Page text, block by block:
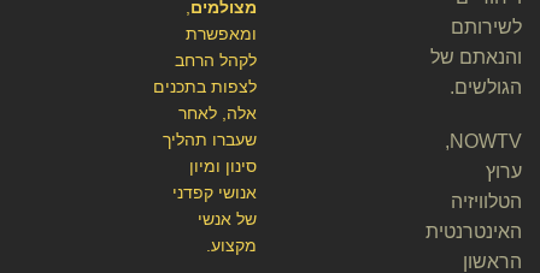
מצולמים
ומאפשרת
לקהל הרחב
לצפות בתכנים
אלה, לאחר
שעברו תהליך
סינון ומיון
אנושי קפדני
של אנשי
מקצוע.
לשירותם
והנאתם של
הגולשים.
NOWTV,
ערוץ
הטלוויזיה
האינטרנטית
הראשון